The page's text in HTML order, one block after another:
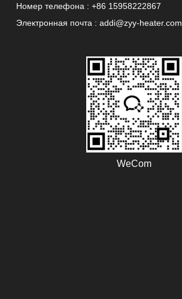
Номер телефона : +86 15958222867
Электронная почта : addi@zyy-heater.com
WeCom